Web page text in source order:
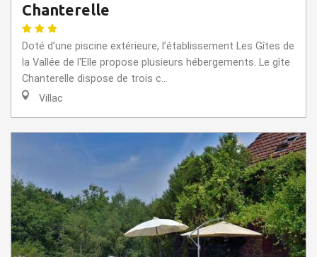
Chanterelle
Doté d’une piscine extérieure, l’établissement Les Gîtes de
la Vallée de l'Elle propose plusieurs hébergements. Le gîte
Chanterelle dispose de trois c...
Villac